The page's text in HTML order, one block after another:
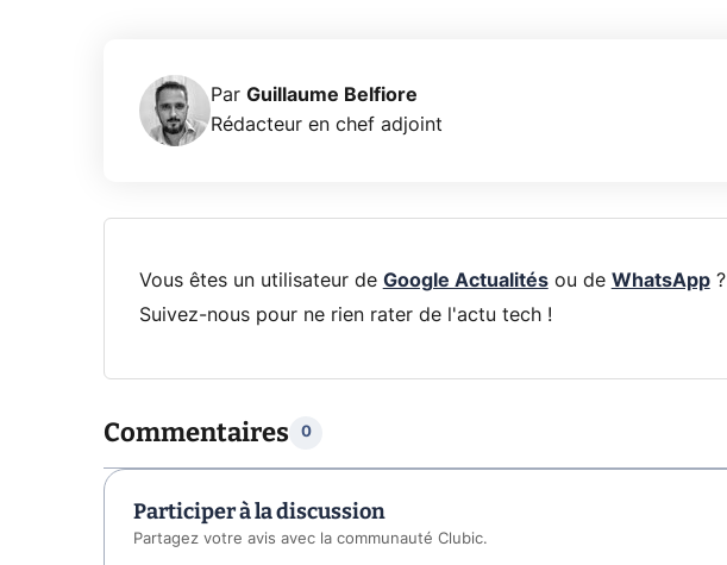
Par Guillaume Belfiore
Rédacteur en chef adjoint
Vous êtes un utilisateur de Google Actualitésou de WhatsApp?
Suivez-nous pour ne rien rater de l'actu tech !
Commentaires 0
Participer à la discussion
Partagez votre avis avec la communauté Clubic.